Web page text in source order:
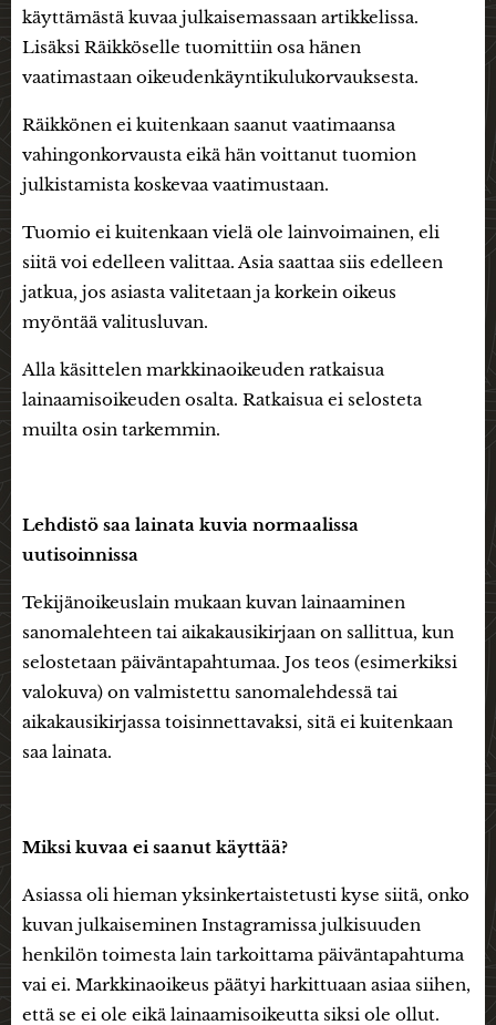
käyttämästä kuvaa julkaisemassaan artikkelissa.
Lisäksi Räikköselle tuomittiin osa hänen
vaatimastaan oikeudenkäyntikulukorvauksesta.
Räikkönen ei kuitenkaan saanut vaatimaansa
vahingonkorvausta eikä hän voittanut tuomion
julkistamista koskevaa vaatimustaan.
Tuomio ei kuitenkaan vielä ole lainvoimainen, eli
siitä voi edelleen valittaa. Asia saattaa siis edelleen
jatkua, jos asiasta valitetaan ja korkein oikeus
myöntää valitusluvan.
Alla käsittelen markkinaoikeuden ratkaisua
lainaamisoikeuden osalta. Ratkaisua ei selosteta
muilta osin tarkemmin.
Lehdistö saa lainata kuvia normaalissa
uutisoinnissa
Tekijänoikeuslain mukaan kuvan lainaaminen
sanomalehteen tai aikakausikirjaan on sallittua, kun
selostetaan päiväntapahtumaa. Jos teos (esimerkiksi
valokuva) on valmistettu sanomalehdessä tai
aikakausikirjassa toisinnettavaksi, sitä ei kuitenkaan
saa lainata.
Miksi kuvaa ei saanut käyttää?
Asiassa oli hieman yksinkertaistetusti kyse siitä, onko
kuvan julkaiseminen Instagramissa julkisuuden
henkilön toimesta lain tarkoittama päiväntapahtuma
vai ei. Markkinaoikeus päätyi harkittuaan asiaa siihen,
että se ei ole eikä lainaamisoikeutta siksi ole ollut.